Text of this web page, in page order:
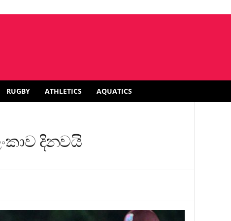
RUGBY ATHLETICS AQUATICS
දිනවයි